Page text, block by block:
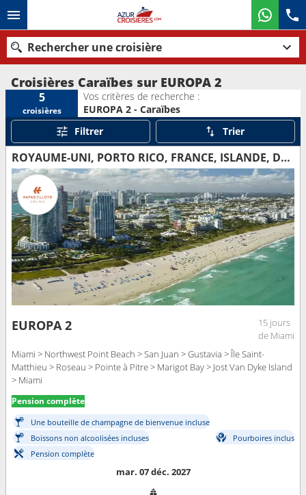
Rechercher une croisière
Nos destinations
Mois de départ
Ports Compagnies
Rechercher
Croisières Caraïbes sur EUROPA 2
5
croisières
Vos critères de recherche :
EUROPA 2 - Caraïbes
Filtrer
Trier
ROYAUME-UNI, PORTO RICO, FRANCE, ISLANDE, DOMINIQUE, GUADELOUPE, SAINTE-LUCIE, ÉTATS-UNIS
EUROPA 2
15 jours
de Miami
Miami > Northwest Point Beach > San Juan > Gustavia > Île Saint-
Matthieu > Roseau > Pointe à Pitre > Marigot Bay > Jost Van Dyke Island
> Miami
Pension complète
Une bouteille de champagne de bienvenue incluse
Boissons non alcoolisées incluses
Pourboires inclus
Pension complète
mar. 07 déc. 2027